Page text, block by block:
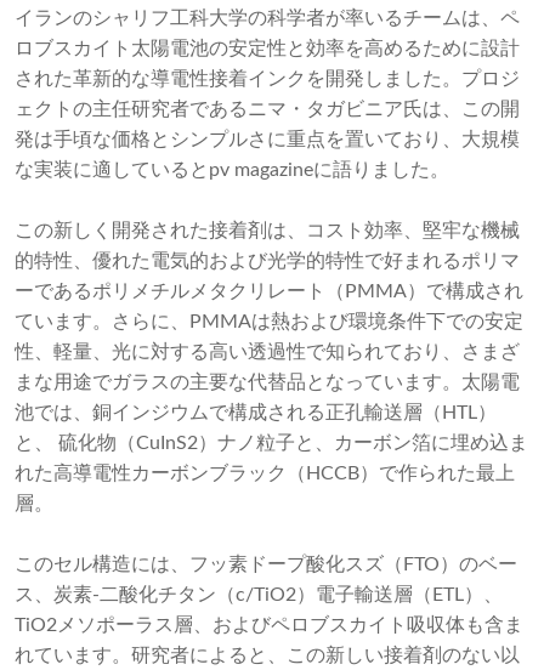
イランのシャリフ工科大学の科学者が率いるチームは、ペ
ロブスカイト太陽電池の安定性と効率を高めるために設計
された革新的な導電性接着インクを開発しました。プロジ
ェクトの主任研究者であるニマ・タガビニア氏は、この開
発は手頃な価格とシンプルさに重点を置いており、大規模
な実装に適しているとpv magazineに語りました。
この新しく開発された接着剤は、コスト効率、堅牢な機械
的特性、優れた電気的および光学的特性で好まれるポリマ
ーであるポリメチルメタクリレート（PMMA）で構成され
ています。さらに、PMMAは熱および環境条件下での安定
性、軽量、光に対する高い透過性で知られており、さまざ
まな用途でガラスの主要な代替品となっています。太陽電
池では、銅インジウムで構成される正孔輸送層（HTL）
と、 硫化物（CuInS2）ナノ粒子と、カーボン箔に埋め込ま
れた高導電性カーボンブラック（HCCB）で作られた最上
層。
このセル構造には、フッ素ドープ酸化スズ（FTO）のベー
ス、炭素-二酸化チタン（c/TiO2）電子輸送層（ETL）、
TiO2メソポーラス層、およびペロブスカイト吸収体も含ま
れています。研究者によると、この新しい接着剤のない以